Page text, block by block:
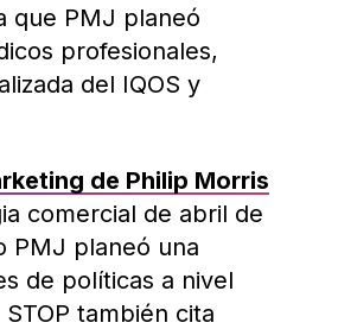
que PMJ planeó
profesionales,
del IQOS y
de Philip Morris
comercial de abril de
PMJ planeó una
de políticas a nivel
también cita